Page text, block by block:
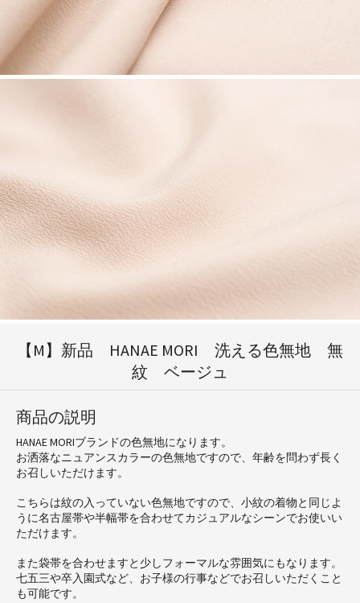
【M】新品 HANAE MORI 洗える色無地 無
紋 ベージュ
商品の説明
HANAE MORIブランドの色無地になります。
お洒落なニュアンスカラーの色無地ですので、年齢を問わず長く
お召しいただけます。
こちらは紋の入っていない色無地ですので、小紋の着物と同じよ
うに名古屋帯や半幅帯を合わせてカジュアルなシーンでお使いい
ただけます。
また袋帯を合わせますと少しフォーマルな雰囲気にもなります。
七五三や卒入園式など、お子様の行事などでお召しいただくこと
も可能です。